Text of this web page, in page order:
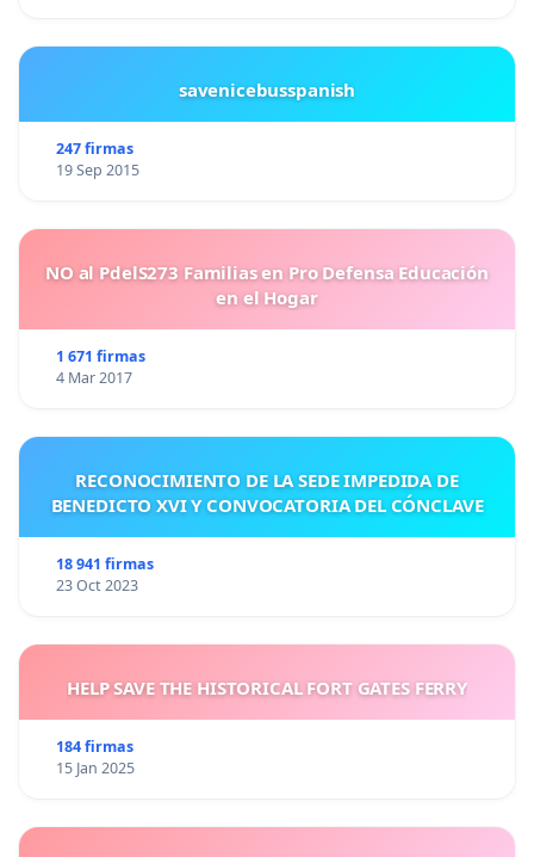
savenicebusspanish
247 firmas
19 Sep 2015
NO al PdelS273 Familias en Pro Defensa Educación
en el Hogar
1 671 firmas
4 Mar 2017
RECONOCIMIENTO DE LA SEDE IMPEDIDA DE
BENEDICTO XVI Y CONVOCATORIA DEL CÓNCLAVE
18 941 firmas
23 Oct 2023
HELP SAVE THE HISTORICAL FORT GATES FERRY
184 firmas
15 Jan 2025